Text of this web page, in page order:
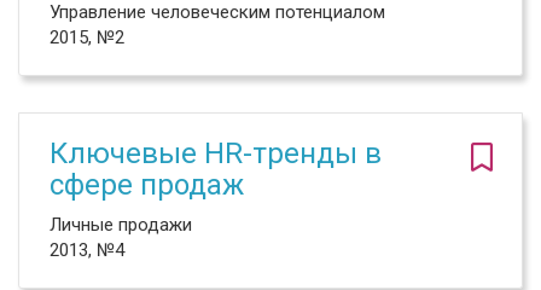
Управление человеческим потенциалом
2015, №2
Ключевые HR-тренды в
сфере продаж
Личные продажи
2013, №4